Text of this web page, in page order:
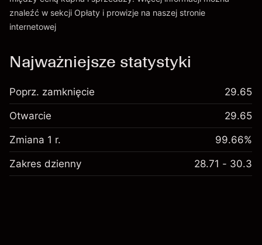
Opłaty i Prowizje
znaleźć w sekcji Opłaty i prowizje na naszej stronie
internetowej
Najważniejsze statystyki
Poprz. zamknięcie 29.65
Otwarcie 29.65
Zmiana 1 r. 99.66%
Zakres dzienny 28.71 - 30.3